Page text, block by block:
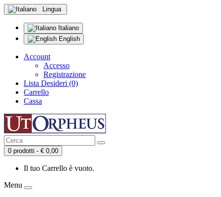
Lingua
Italiano
English
Account
Accesso
Registrazione
Lista Desideri (0)
Carrello
Cassa
0 prodotti - € 0,00
Il tuo Carrello è vuoto.
Menu